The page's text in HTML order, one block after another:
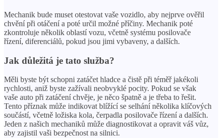
Mechanik bude muset otestovat vaše vozidlo, aby nejprve ověřil
chvění při otáčení a poté určil možné příčiny. Mechanik poté
zkontroluje několik oblastí vozu, včetně systému posilovače
řízení, diferenciálů, pokud jsou jimi vybaveny, a dalších.
Jak důležitá je tato služba?
Měli byste být schopni zatáčet hladce a čistě při téměř jakékoli
rychlosti, aniž byste zažívali neobvyklé pocity. Pokud se však
vaše auto při zatáčení chvěje, je něco špatně a je třeba to řešit.
Tento příznak může indikovat blížící se selhání několika klíčových
součástí, včetně ložiska kola, čerpadla posilovače řízení a dalších.
Jeden z našich mechaniků může diagnostikovat a opravit váš vůz,
aby zajistil vaši bezpečnost na silnici.